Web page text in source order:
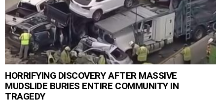
HORRIFYING DISCOVERY AFTER MASSIVE
MUDSLIDE BURIES ENTIRE COMMUNITY IN
TRAGEDY